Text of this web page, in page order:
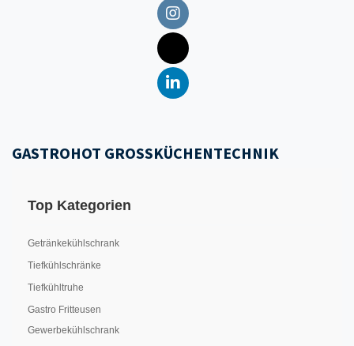
GASTROHOT GROSSKÜCHENTECHNIK
Top Kategorien
Getränkekühlschrank
Tiefkühlschränke
Tiefkühltruhe
Gastro Fritteusen
Gewerbekühlschrank